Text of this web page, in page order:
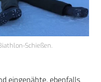
Schießen.
eingenähte, ebenfalls